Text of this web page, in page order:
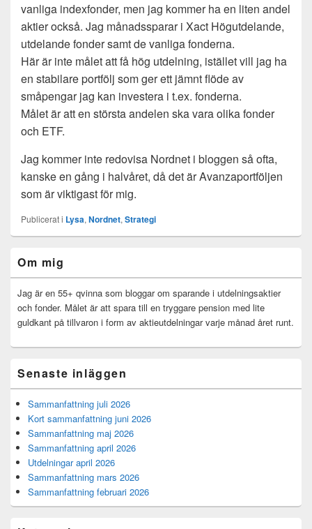
vanliga indexfonder, men jag kommer ha en liten andel
aktier också. Jag månadssparar i Xact Högutdelande,
utdelande fonder samt de vanliga fonderna.
Här är inte målet att få hög utdelning, istället vill jag ha
en stabilare portfölj som ger ett jämnt flöde av
småpengar jag kan investera i t.ex. fonderna.
Målet är att en största andelen ska vara olika fonder
och ETF.
Jag kommer inte redovisa Nordnet i bloggen så ofta,
kanske en gång i halvåret, då det är Avanzaportföljen
som är viktigast för mig.
Publicerat i Lysa, Nordnet, Strategi
sidofältet
Widget
område
Om mig
Jag är en 55+ qvinna som bloggar om sparande i utdelningsaktier
och fonder. Målet är att spara till en tryggare pension med lite
guldkant på tillvaron i form av aktieutdelningar varje månad året runt.
Senaste inläggen
Sammanfattning juli 2026
Kort sammanfattning juni 2026
Sammanfattning maj 2026
Sammanfattning april 2026
Utdelningar april 2026
Sammanfattning mars 2026
Sammanfattning februari 2026